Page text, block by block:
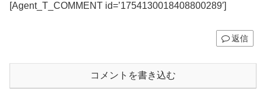
[Agent_T_COMMENT id=’1754130018408800289′]
返信
コメントを書き込む